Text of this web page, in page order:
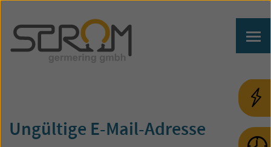
Ungültige E-Mail-Adresse